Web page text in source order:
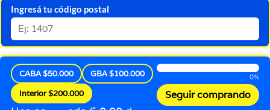
Ingresá tu código postal
CABA $50.000
GBA $100.000
Interior $200.000
0%
Seguir comprando